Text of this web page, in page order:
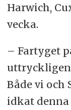
Harwich,
vecka.
– Fartyget
uttryckligen
Både vi och
idkat